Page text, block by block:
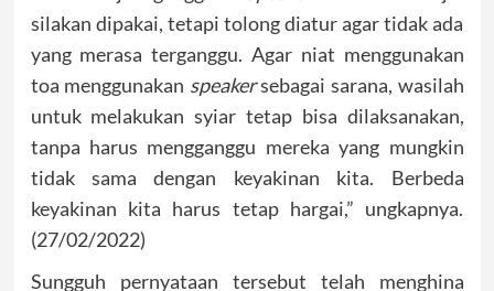
silakan dipakai, tetapi tolong diatur agar tidak ada
yang merasa terganggu. Agar niat menggunakan
toa menggunakan speakersebagai sarana, wasilah
untuk melakukan syiar tetap bisa dilaksanakan,
tanpa harus mengganggu mereka yang mungkin
tidak sama dengan keyakinan kita. Berbeda
keyakinan kita harus tetap hargai,” ungkapnya.
(27/02/2022)
Sungguh pernyataan tersebut telah menghina